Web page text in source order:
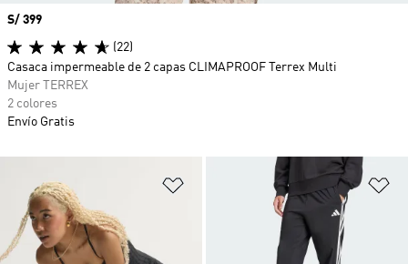
Añadir a la lista de deseos
Precio
S/ 399
(22)
Casaca impermeable de 2 capas CLIMAPROOF Terrex Multi
Mujer TERREX
2 colores
Envío Gratis